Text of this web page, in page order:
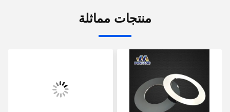
منتجات مماثلة